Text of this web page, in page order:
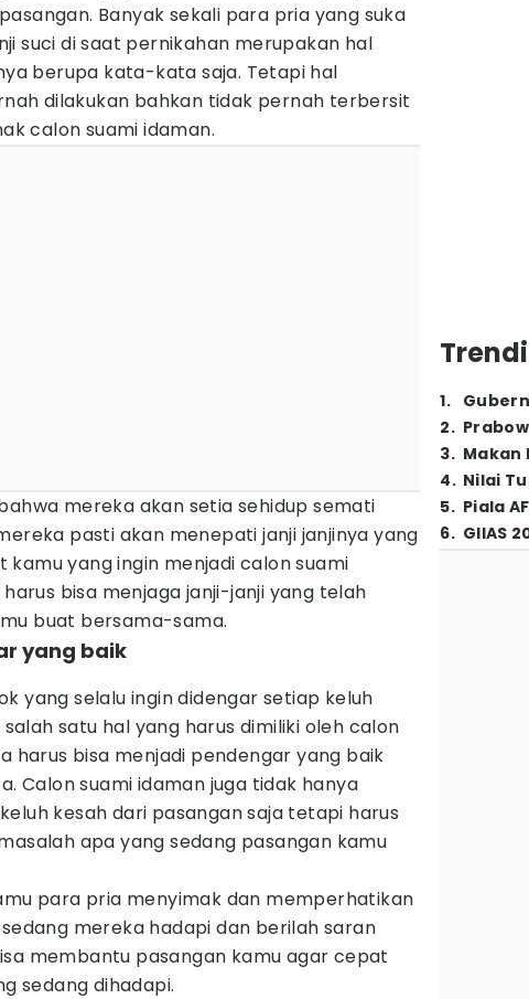
Banyak sekali para pria yang suka
suci di saat pernikahan merupakan hal
berupa kata-kata saja. Tetapi hal
dilakukan bahkan tidak pernah terbersit
calon suami idaman.
mereka akan setia sehidup semati
pasti akan menepati janji janjinya yang
kamu yang ingin menjadi calon suami
bisa menjaga janji-janji yang telah
buat bersama-sama.
yang baik
yang selalu ingin didengar setiap keluh
satu hal yang harus dimiliki oleh calon
harus bisa menjadi pendengar yang baik
Calon suami idaman juga tidak hanya
kesah dari pasangan saja tetapi harus
apa yang sedang pasangan kamu
para pria menyimak dan memperhatikan
mereka hadapi dan berilah saran
membantu pasangan kamu agar cepat
sedang dihadapi.
1.
2.
3. Makan
4. Nilai
5. Piala
6. GIIAS